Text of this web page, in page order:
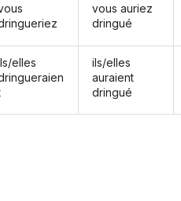
elles
vous auriez
dringué
ils/elles
auraient
dringué